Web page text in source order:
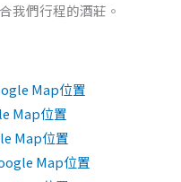
我們行程的酒莊。
Map位置
Map位置
Map位置
Map位置